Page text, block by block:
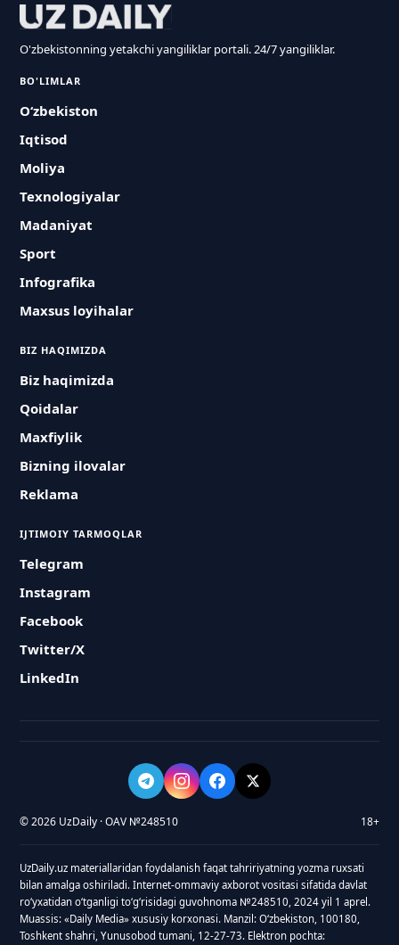
O'zbekistonning yetakchi yangiliklar portali. 24/7 yangiliklar.
BO'LIMLAR
O‘zbekiston
Iqtisod
Moliya
Texnologiyalar
Madaniyat
Sport
Infografika
Maxsus loyihalar
BIZ HAQIMIZDA
Biz haqimizda
Qoidalar
Maxfiylik
Bizning ilovalar
Reklama
IJTIMOIY TARMOQLAR
Telegram
Instagram
Facebook
Twitter/X
LinkedIn
© 2026 UzDaily · OAV №248510 18+
UzDaily.uz materiallaridan foydalanish faqat tahririyatning yozma ruxsati
bilan amalga oshiriladi. Internet-ommaviy axborot vositasi sifatida davlat
roʻyxatidan oʻtganligi toʻgʻrisidagi guvohnoma №248510, 2024 yil 1 aprel.
Muassis: «Daily Media» xususiy korxonasi. Manzil: Oʻzbekiston, 100180,
Toshkent shahri, Yunusobod tumani, 12-27-73. Elektron pochta: